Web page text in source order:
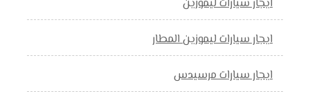
ايجار سيارات ليموزين
ايجار سيارات ليموزين المطار
ايجار سيارات مرسيدس